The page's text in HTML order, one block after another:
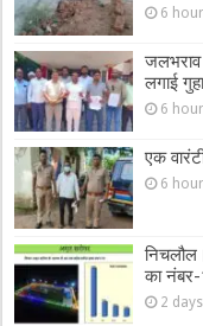
6
जलभराव
लगाई
6
एक
6
का
2